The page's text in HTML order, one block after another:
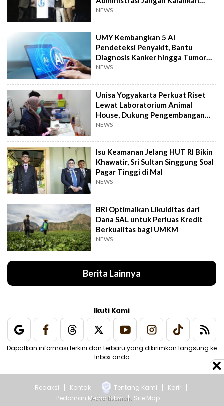
Kemanusiaan
NEWS
UMY Kembangkan 5 AI
Pendeteksi Penyakit, Bantu
Diagnosis Kanker hingga Tumor
Otak Lebih Cepat
NEWS
Unisa Yogyakarta Perkuat Riset
Lewat Laboratorium Animal
House, Dukung Pengembangan
Kandidat Obat
NEWS
Isu Keamanan Jelang HUT RI Bikin
Khawatir, Sri Sultan Singgung Soal
Pagar Tinggi di Mal
NEWS
BRI Optimalkan Likuiditas dari
Dana SAL untuk Perluas Kredit
Berkualitas bagi UMKM
NEWS
Berita Lainnya
Ikuti Kami
Dapatkan informasi terkini dan terbaru yang dikirimkan langsung ke
Inbox anda
Redaksi Kontak Tentang Kami
Karir
Pedoman Media Siber
Site Map